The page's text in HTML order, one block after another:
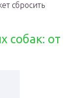
сбросить
собак: от